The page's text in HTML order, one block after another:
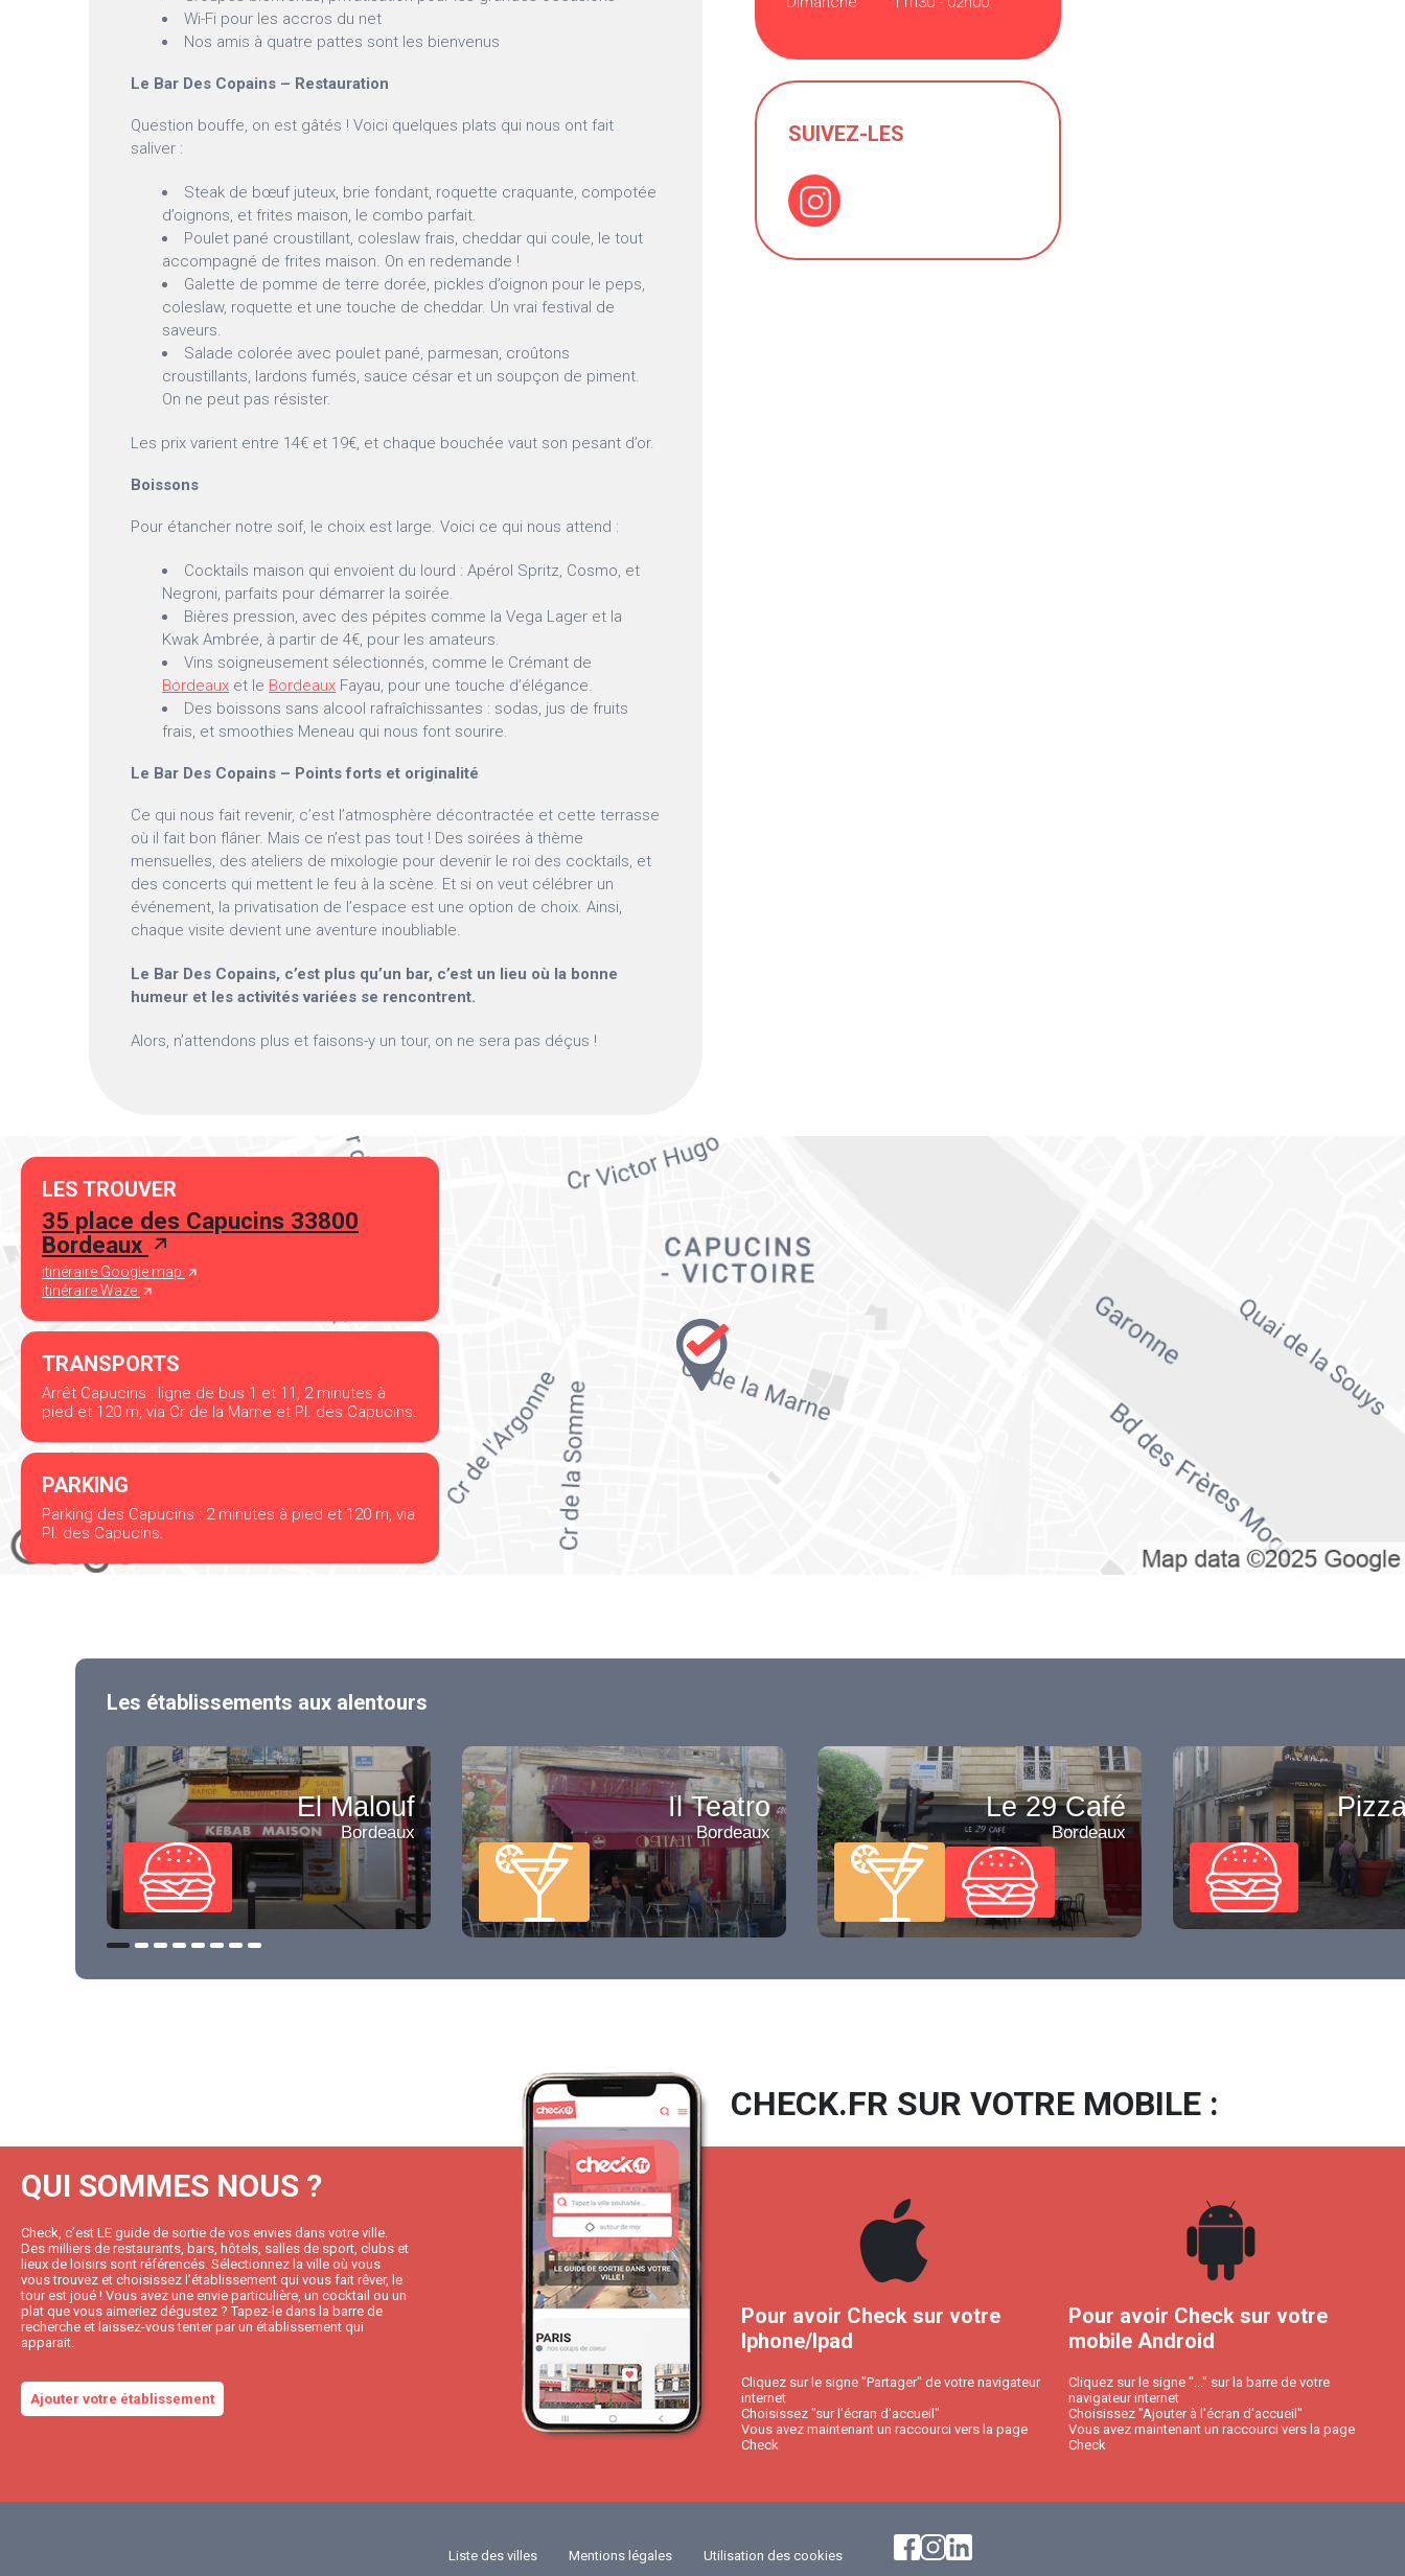
Wi-Fi pour les accros du net
Nos amis à quatre pattes sont les bienvenus
Le Bar Des Copains – Restauration
Question bouffe, on est gâtés ! Voici quelques plats qui nous ont fait
saliver :
Steak de bœuf juteux, brie fondant, roquette craquante, compotée
d’oignons, et frites maison, le combo parfait.
Poulet pané croustillant, coleslaw frais, cheddar qui coule, le tout
accompagné de frites maison. On en redemande !
Galette de pomme de terre dorée, pickles d’oignon pour le peps,
coleslaw, roquette et une touche de cheddar. Un vrai festival de
saveurs.
Salade colorée avec poulet pané, parmesan, croûtons
croustillants, lardons fumés, sauce césar et un soupçon de piment.
On ne peut pas résister.
Les prix varient entre 14€ et 19€, et chaque bouchée vaut son pesant d’or.
Boissons
Pour étancher notre soif, le choix est large. Voici ce qui nous attend :
Cocktails maison qui envoient du lourd : Apérol Spritz, Cosmo, et
Negroni, parfaits pour démarrer la soirée.
Bières pression, avec des pépites comme la Vega Lager et la
Kwak Ambrée, à partir de 4€, pour les amateurs.
Vins soigneusement sélectionnés, comme le Crémant de
Bordeaux et le Bordeaux Fayau, pour une touche d’élégance.
Des boissons sans alcool rafraîchissantes : sodas, jus de fruits
frais, et smoothies Meneau qui nous font sourire.
Le Bar Des Copains – Points forts et originalité
Ce qui nous fait revenir, c’est l’atmosphère décontractée et cette terrasse
où il fait bon flâner. Mais ce n’est pas tout ! Des soirées à thème
mensuelles, des ateliers de mixologie pour devenir le roi des cocktails, et
des concerts qui mettent le feu à la scène. Et si on veut célébrer un
événement, la privatisation de l’espace est une option de choix. Ainsi,
chaque visite devient une aventure inoubliable.
Le Bar Des Copains, c’est plus qu’un bar, c’est un lieu où la bonne
humeur et les activités variées se rencontrent.
Alors, n’attendons plus et faisons-y un tour, on ne sera pas déçus !
SUIVEZ-LES
LES TROUVER
35 place des Capucins 33800
Bordeaux
itinéraire Google map
itinéraire Waze
TRANSPORTS
Arrêt Capucins : ligne de bus 1 et 11, 2 minutes à
pied et 120 m, via Cr de la Marne et Pl. des Capucins.
PARKING
Parking des Capucins : 2 minutes à pied et 120 m, via
Pl. des Capucins.
Les établissements aux alentours
El Malouf
Bordeaux
Il Teatro
Bordeaux
Le 29 Café
Bordeaux
QUI SOMMES NOUS ?
Check, c’est LE guide de sortie de vos envies dans votre ville.
Des milliers de restaurants, bars, hôtels, salles de sport, clubs et
lieux de loisirs sont référencés. Sélectionnez la ville où vous
vous trouvez et choisissez l’établissement qui vous fait rêver, le
tour est joué ! Vous avez une envie particulière, un cocktail ou un
plat que vous aimeriez dégustez ? Tapez-le dans la barre de
recherche et laissez-vous tenter par un établissement qui
apparait.
Ajouter votre établissement
CHECK.FR SUR VOTRE MOBILE :
Pour avoir Check sur votre
Iphone/Ipad
Cliquez sur le signe "Partager" de votre navigateur
internet
Choisissez "sur l'écran d'accueil"
Vous avez maintenant un raccourci vers la page
Check
Pour avoir Check sur votre
mobile Android
Cliquez sur le signe "..." sur la barre de votre
navigateur internet
Choisissez "Ajouter à l'écran d'accueil"
Vous avez maintenant un raccourci vers la page
Check
Liste des villes Mentions légales Utilisation des cookies